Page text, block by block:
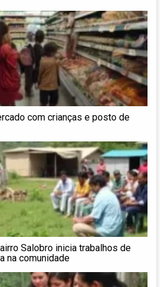
com crianças e posto de
Salobro inicia trabalhos de
na comunidade